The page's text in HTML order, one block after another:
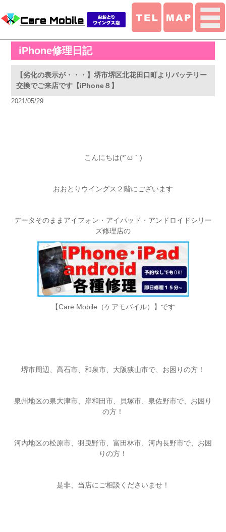
iPhone修理日記
【劣化の表示が・・・】堺市堺区北花田口町よりバッテリー
交換でご来店です【iPhone８】
2021/05/29
こんにちは(*´ω｀)
おおとりウイングス２階にございます
データそのままアイフォン・アイパッド・アンドロイドシリー
ズ修理店の
【Care Mobile（ケアモバイル）】です
堺市周辺、高石市、和泉市、大阪狭山市で、お困りの方！
泉州地区の泉大津市、岸和田市、貝塚市、泉佐野市で、お困り
の方！
河内地区の松原市、羽曳野市、富田林市、河内長野市で、お困
りの方！
是非、当店にご相談くださいませ！